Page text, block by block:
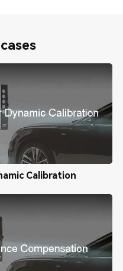
Calibration